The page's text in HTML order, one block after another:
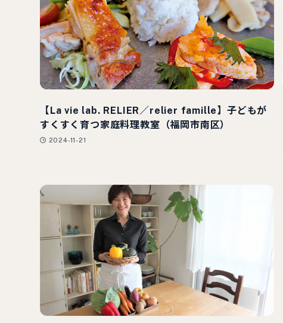
【La vie lab. RELIER／relier famille】子どもが
すくすく育つ家庭料理教室（福岡市南区）
2024-11-21